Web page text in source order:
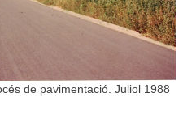
de pavimentació. Juliol 1988